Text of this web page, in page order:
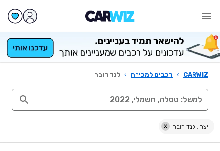
CARWIZ
› רכבים למכירה › לנד רובר
יצרן: לנד רובר